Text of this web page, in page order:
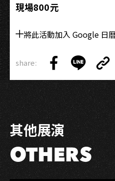
現場800元
將此活動加入 Google 日
share:
on
Facebook
on
LINE
Link
Copy
Link
其他展演
OTHERS